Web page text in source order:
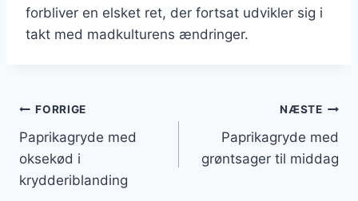
forbliver en elsket ret, der fortsat udvikler sig i
takt med madkulturens ændringer.
Indlægsnavigation
FORRIGE
Paprikagryde med
oksekød i
krydderiblanding
NÆSTE
Paprikagryde med
grøntsager til middag